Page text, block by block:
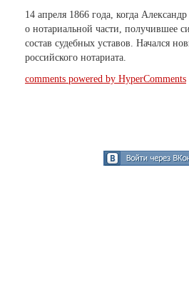
14 апреля 1866 года, когда
о нотариальной части, получившее
состав судебных уставов. Начался
российского нотариата.
comments powered by HyperComments